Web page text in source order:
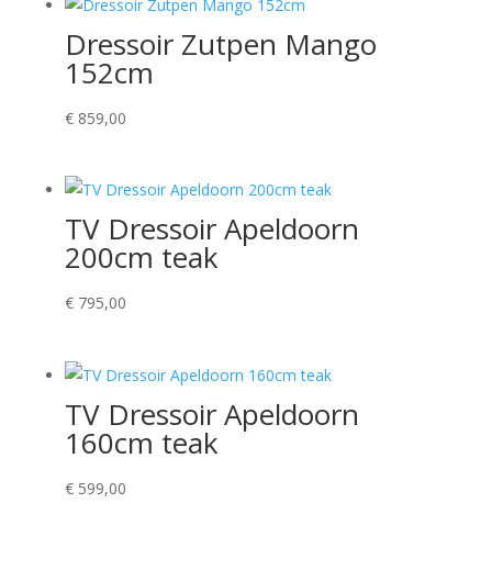
Dressoir Zutpen Mango
152cm
€859,00
TV Dressoir Apeldoorn
200cm teak
€795,00
TV Dressoir Apeldoorn
160cm teak
€599,00